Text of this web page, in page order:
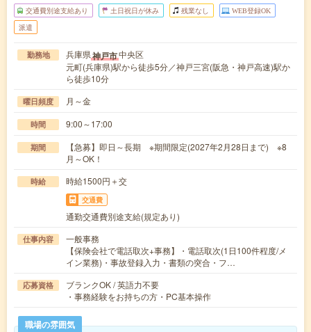
交通費別途支給あり 土日祝日が休み 残業なし WEB登録OK
派遣
勤務地 兵庫県神戸市中央区
元町(兵庫県)駅から徒歩5分／神戸三宮(阪急・神戸高速)駅か
ら徒歩10分
曜日頻度 月～金
時間 9:00～17:00
期間
【急募】即日～長期 ※期間限定(2027年2月28日まで) ※8
月～OK！
時給 時給1500円＋交
交通費
通勤交通費別途支給(規定あり)
仕事内容
一般事務
【保険会社で電話取次+事務】・電話取次(1日100件程度/メ
イン業務)・事故登録入力・書類の突合・フ…
応募資格
ブランクOK / 英語力不要
・事務経験をお持ちの方・PC基本操作
職場の雰囲気